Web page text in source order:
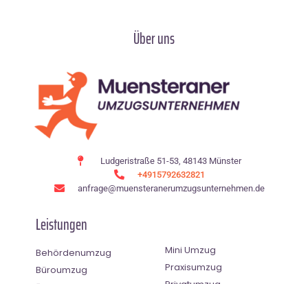
Über uns
Ludgeristraße 51-53, 48143 Münster
+4915792632821
anfrage@muensteranerumzugsunternehmen.de
Leistungen
Behördenumzug
Büroumzug
Mini Umzug
Praxisumzug